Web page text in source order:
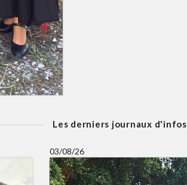
Les derniers journaux d'infos
03/08/26